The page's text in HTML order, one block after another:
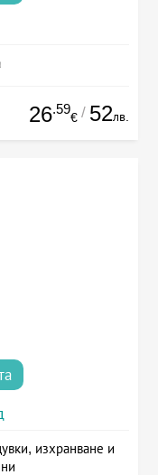
26.59
€ / 52лв.
изхранване и